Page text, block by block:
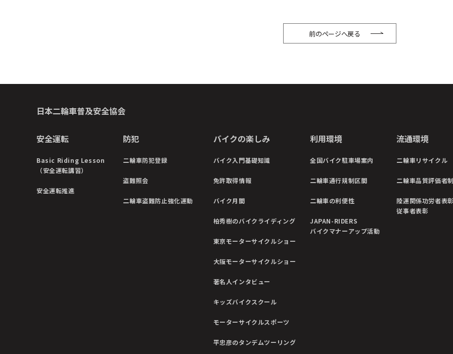
前のページへ戻る
日本二輪車普及安全協会
安全運転
Basic Riding Lesson
（安全運転講習）
安全運転推進
防犯
二輪車防犯登録
盗難照会
二輪車盗難防止強化運動
バイクの楽しみ
バイク入門基礎知識
免許取得情報
バイク月間
柏秀樹のバイクライディング
東京モーターサイクルショー
大阪モーターサイクルショー
著名人インタビュー
キッズバイクスクール
モーターサイクルスポーツ
平忠彦のタンデムツーリング
利用環境
全国バイク駐車場案内
二輪車通行規制区間
二輪車の利便性
JAPAN-RIDERS
バイクマナーアップ活動
流通環境
二輪車リサイクル
二輪車品質評価者
陸運関係功労者表
従事者表彰